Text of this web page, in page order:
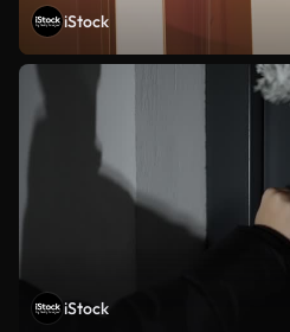
iStock
iStock